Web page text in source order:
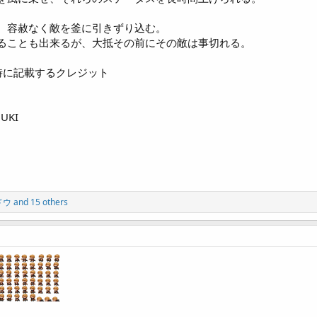
赦なく敵を釜に引きずり込む。
とも出来るが、大抵その前にその敵は事切れる。
記載するクレジット
ウ and 15 others